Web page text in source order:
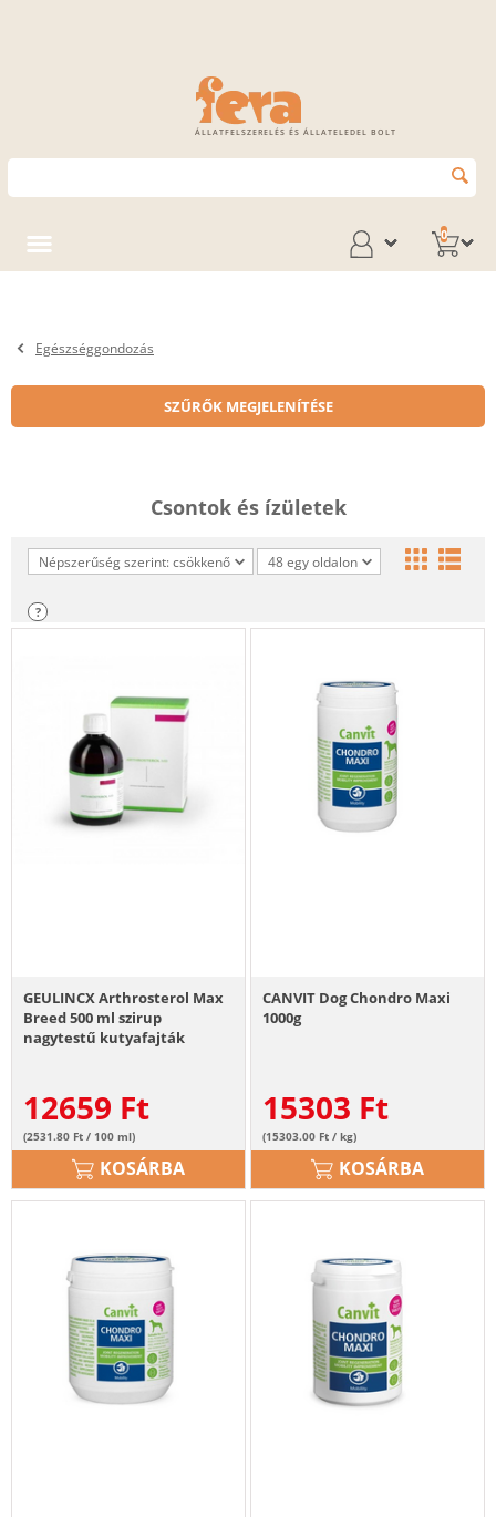
ÁLLATFELSZERELÉS ÉS ÁLLATELEDEL BOLT
0
Egészséggondozás
SZŰRŐK MEGJELENÍTÉSE
Csontok és ízületek
Népszerűség szerint: csökkenő 48 egy oldalon
?
GEULINCX Arthrosterol Max
Breed 500 ml szirup
nagytestű kutyafajták
12659 Ft
(2531.80 Ft / 100 ml)
KOSÁRBA
CANVIT Dog Chondro Maxi
1000g
15303 Ft
(15303.00 Ft / kg)
KOSÁRBA